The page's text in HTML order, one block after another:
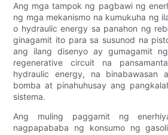
Ang mga tampok ng pagbawi ng
ng mga mekanismo na kumukuha ng
o hydraulic energy sa panahon ng
ginagamit ito para sa susunod na
ang ilang disenyo ay gumagamit
regenerative circuit na
hydraulic energy, na binabawasan
bomba at pinahuhusay ang
sistema.
Ang muling paggamit ng
nagpapababa ng konsumo ng